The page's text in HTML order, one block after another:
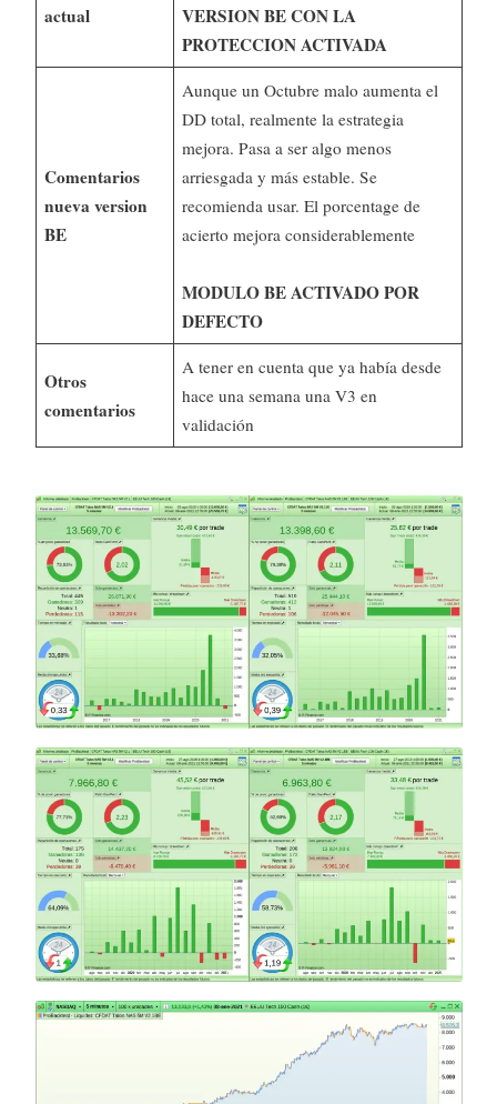
actual
VERSION BE CON LA
PROTECCION ACTIVADA
Comentarios
nueva version
BE
Aunque un Octubre malo aumenta el
DD total, realmente la estrategia
mejora. Pasa a ser algo menos
arriesgada y más estable. Se
recomienda usar. El porcentage de
acierto mejora considerablemente
MODULO BE ACTIVADO POR
DEFECTO
Otros
comentarios
A tener en cuenta que ya había desde
hace una semana una V3 en
validación